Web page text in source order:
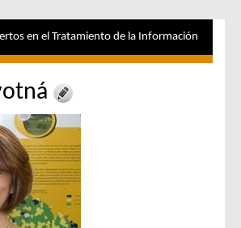
en el Tratamiento de la Información